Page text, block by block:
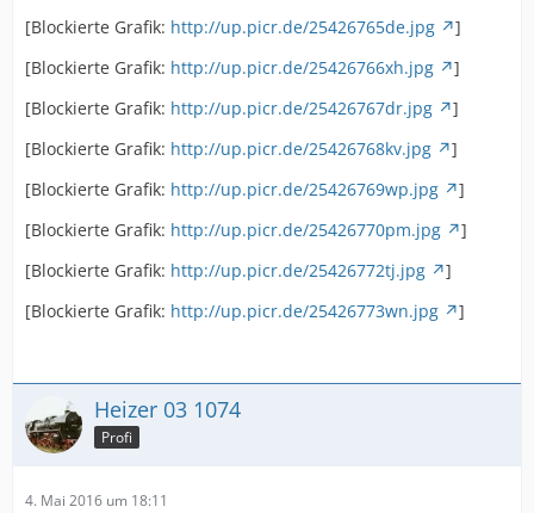
[Blockierte Grafik: http://up.picr.de/25426765de.jpg
]
[Blockierte Grafik: http://up.picr.de/25426766xh.jpg
]
[Blockierte Grafik: http://up.picr.de/25426767dr.jpg
]
[Blockierte Grafik: http://up.picr.de/25426768kv.jpg
]
[Blockierte Grafik: http://up.picr.de/25426769wp.jpg
]
[Blockierte Grafik: http://up.picr.de/25426770pm.jpg
]
[Blockierte Grafik: http://up.picr.de/25426772tj.jpg
]
[Blockierte Grafik: http://up.picr.de/25426773wn.jpg ]
Heizer 03 1074
Profi
4. Mai 2016 um 18:11